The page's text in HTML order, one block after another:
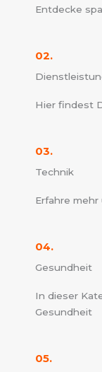
Entdecke
02.
Hier findest
03.
Technik
Erfahre
04.
Gesundheit
In dieser
Gesundheit
05.